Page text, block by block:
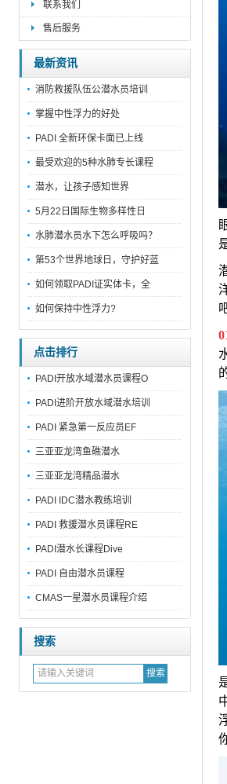
联系我们
售后服务
最新资讯
消防救援队伍公潜水员培训
掌握中性浮力的好处
PADI 全新环保卡面已上线
最受欢迎的5种水肺专长课程
潜水，让孩子感知世界
5月22日国际生物多样性日
水肺潜水员水下怎么呼吸吗？
第53个世界地球日，守护好蓝
如何领取PADI证实体卡，全
如何保持中性浮力?
点击排行
PADI开放水域潜水员课程O
PADI进阶开放水域潜水培训
PADI 紧急第一反应员EF
三亚亚龙湾鱼礁潜水
三亚亚龙湾精品潜水
PADI IDC潜水教练培训
PADI 救援潜水员课程RE
PADI潜水长课程Dive
PADI 自由潜水员课程
CMAS一星潜水员课程介绍
搜索